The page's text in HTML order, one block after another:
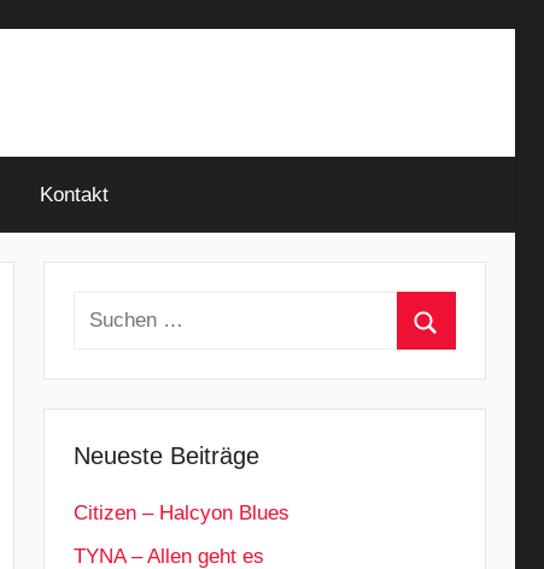
Kontakt
Suchen
Neueste Beiträge
Citizen – Halcyon Blues
TYNA – Allen geht es